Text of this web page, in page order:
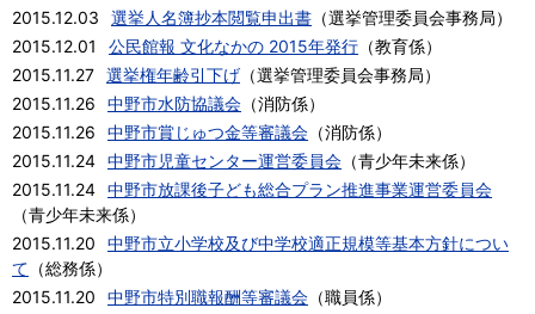
2015.12.03
選挙人名簿抄本閲覧申出書 （選挙管理委員会事務局）
2015.12.01
公民館報 文化なかの 2015年発行 （教育係）
2015.11.27 選挙権年齢引下げ （選挙管理委員会事務局）
2015.11.26
中野市水防協議会 （消防係）
2015.11.26
中野市賞じゅつ金等審議会 （消防係）
2015.11.24 中野市児童センター運営委員会 （青少年未来係）
2015.11.24 中野市放課後子ども総合プラン推進事業運営委員会
（青少年未来係）
2015.11.20
中野市立小学校及び中学校適正規模等基本方針につい
て （総務係）
2015.11.20
中野市特別職報酬等審議会 （職員係）